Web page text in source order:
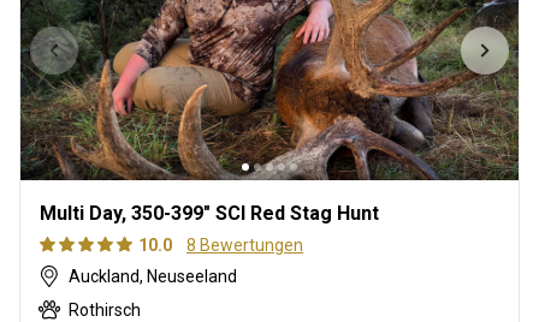
Multi Day, 350-399" SCI Red Stag Hunt
10.0
8 Bewertungen
Auckland, Neuseeland
Rothirsch